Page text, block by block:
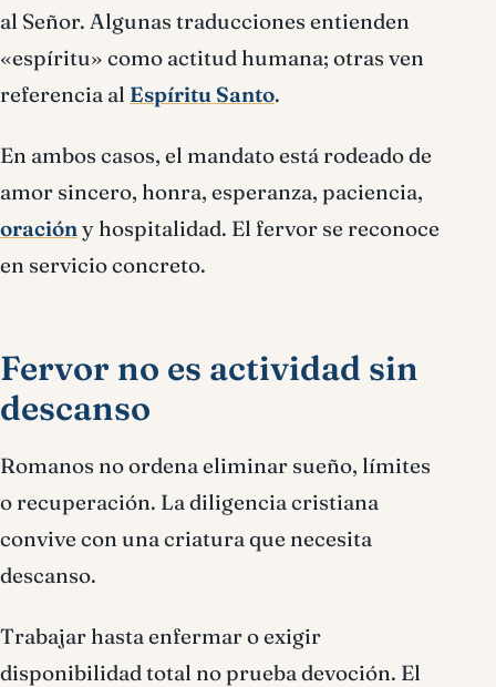
al Señor. Algunas traducciones entienden
«espíritu» como actitud humana; otras ven
referencia al Espíritu Santo.
En ambos casos, el mandato está rodeado de
amor sincero, honra, esperanza, paciencia,
oracióny hospitalidad. El fervor se reconoce
en servicio concreto.
Fervor no es actividad sin
descanso
Romanos no ordena eliminar sueño, límites
o recuperación. La diligencia cristiana
convive con una criatura que necesita
descanso.
Trabajar hasta enfermar o exigir
disponibilidad total no prueba devoción. El